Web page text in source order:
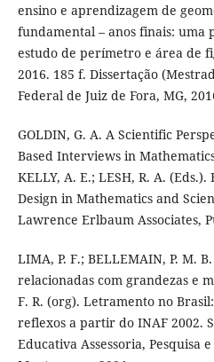
ensino e aprendizagem de
fundamental – anos finais: uma
estudo de perímetro e área de
2016. 185 f. Dissertação
Federal de Juiz de Fora, MG,
GOLDIN, G. A. A Scientific
Based Interviews in
KELLY, A. E.; LESH, R. A.
Design in Mathematics and
Lawrence Erlbaum Associates,
LIMA, P. F.; BELLEMAIN, P. M.
relacionadas com grandezas e
F. R. (org). Letramento no
reflexos a partir do INAF 2002.
Educativa Assessoria, Pesquisa